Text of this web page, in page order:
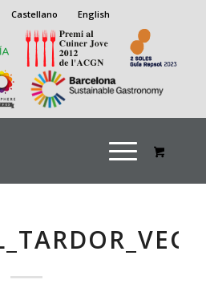
Castellano English